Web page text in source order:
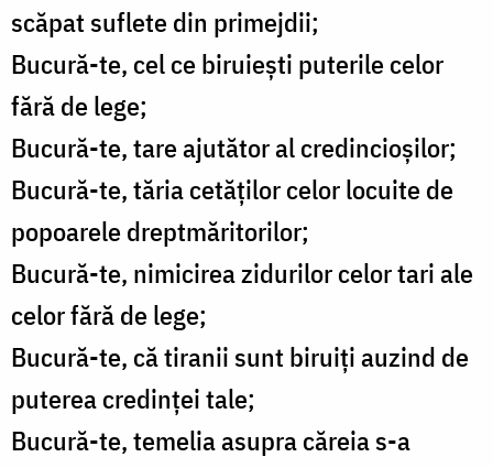
scăpat suflete din primejdii;
Bucură-te, cel ce biruiești puterile celor
fără de lege;
Bucură-te, tare ajutător al credincioșilor;
Bucură-te, tăria cetăților celor locuite de
popoarele dreptmăritorilor;
Bucură-te, nimicirea zidurilor celor tari ale
celor fără de lege;
Bucură-te, că tiranii sunt biruiți auzind de
puterea credinței tale;
Bucură-te, temelia asupra căreia s-a